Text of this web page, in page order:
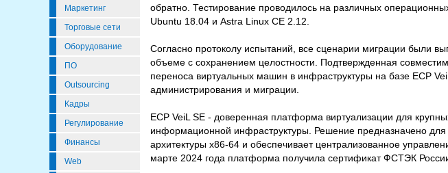
Маркетинг
Торговые сети
Оборудование
ПО
Outsourcing
Кадры
Регулирование
Финансы
Web
обратно. Тестирование проводилось на различных
Ubuntu 18.04 и Astra Linux CE 2.12.
Согласно протоколу испытаний, все сценарии миграции были
объеме с сохранением целостности. Подтвержденная
переноса виртуальных машин в инфраструктуры на базе ECP
администрирования и миграции.
ECP VeiL SE - доверенная платформа виртуализации для
информационной инфраструктуры. Решение предназначено
архитектуры x86-64 и обеспечивает централизованное
марте 2024 года платформа получила сертификат ФСТЭК